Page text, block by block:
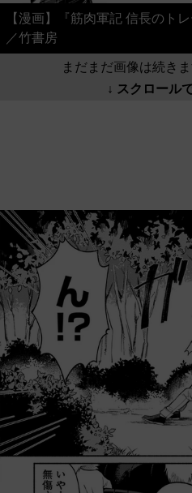
【漫画】『筋肉軍記 信長のト
／竹書房
まだまだ画像は続き
↓ スクロール